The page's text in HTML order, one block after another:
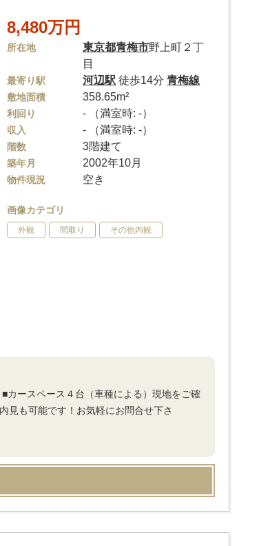
8,480万円
所在地 東京都青梅市野上町２丁
目
最寄り駅 河辺駅 徒歩14分青梅線
敷地面積 358.65m²
利回り - （満室時: -）
収入 - （満室時: -）
階数 3階建て
築年月 2002年10月
物件現況 空き
画像カテゴリ
外観 間取り その他内観
ースペース４台（車種による）現地をご確
も可能です！お気軽にお問合せ下さ